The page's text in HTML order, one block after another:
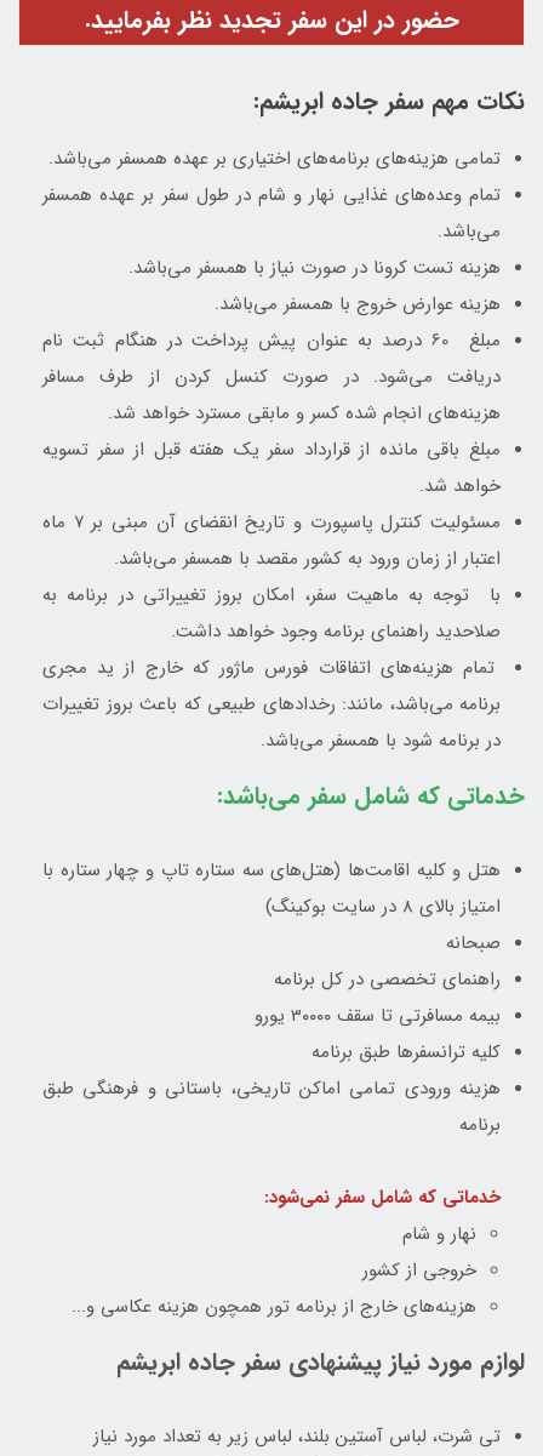
حضور در این سفر تجدید نظر بفرمایید.
نکات مهم سفر جاده ابریشم:
تمامی هزینه‌های برنامه‌های اختیاری بر عهده همسفر می‌باشد.
تمام وعده‌های غذایی نهار و شام در طول سفر بر عهده همسفر
می‌باشد.
هزینه تست کرونا در صورت نیاز با همسفر می‌باشد.
هزینه عوارض خروج با همسفر می‌باشد.
مبلغ 60 درصد به عنوان پیش پرداخت در هنگام ثبت نام
دریافت می‌شود. در صورت کنسل کردن از طرف مسافر
هزینه‌های انجام شده کسر و مابقی مسترد خواهد شد.
مبلغ باقی مانده از قرارداد سفر یک هفته قبل از سفر تسویه
خواهد شد.
مسئولیت کنترل پاسپورت و تاریخ انقضای آن مبنی بر ۷ ماه
اعتبار از زمان ورود به کشور مقصد با همسفر می‌باشد.
با توجه به ماهیت سفر، امکان بروز تغییراتی در برنامه به
صلاحدید راهنمای برنامه وجود خواهد داشت.
تمام هزینه‌های اتفاقات فورس ماژور که خارج از ید مجری
برنامه می‌باشد، مانند: رخدادهای طبیعی که باعث بروز تغییرات
در برنامه شود با همسفر می‌باشد.
خدماتی که شامل سفر می‌باشد:
هتل و کلیه اقامت‌ها (هتل‌های سه ستاره تاپ و چهار ستاره با
امتیاز بالای 8 در سایت بوکینگ)
صبحانه
راهنمای تخصصی در کل برنامه
بیمه مسافرتی تا سقف 3۰۰۰۰ یورو
کلیه ترانسفرها طبق برنامه
هزینه ورودی تمامی اماکن تاریخی، باستانی و فرهنگی طبق
برنامه
خدماتی که شامل سفر نمی‌شود:
نهار و شام
خروجی از کشور
هزینه‌های خارج از برنامه تور همچون هزینه عکاسی و...
لوازم مورد نیاز پیشنهادی سفر جاده ابریشم
تی شرت، لباس آستین بلند، لباس زیر به تعداد مورد نیاز